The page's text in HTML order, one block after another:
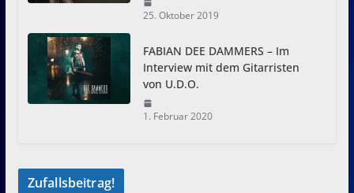
25. Oktober 2019
FABIAN DEE DAMMERS – Im
Interview mit dem Gitarristen
von U.D.O.
1. Februar 2020
Zufallsbeitrag!